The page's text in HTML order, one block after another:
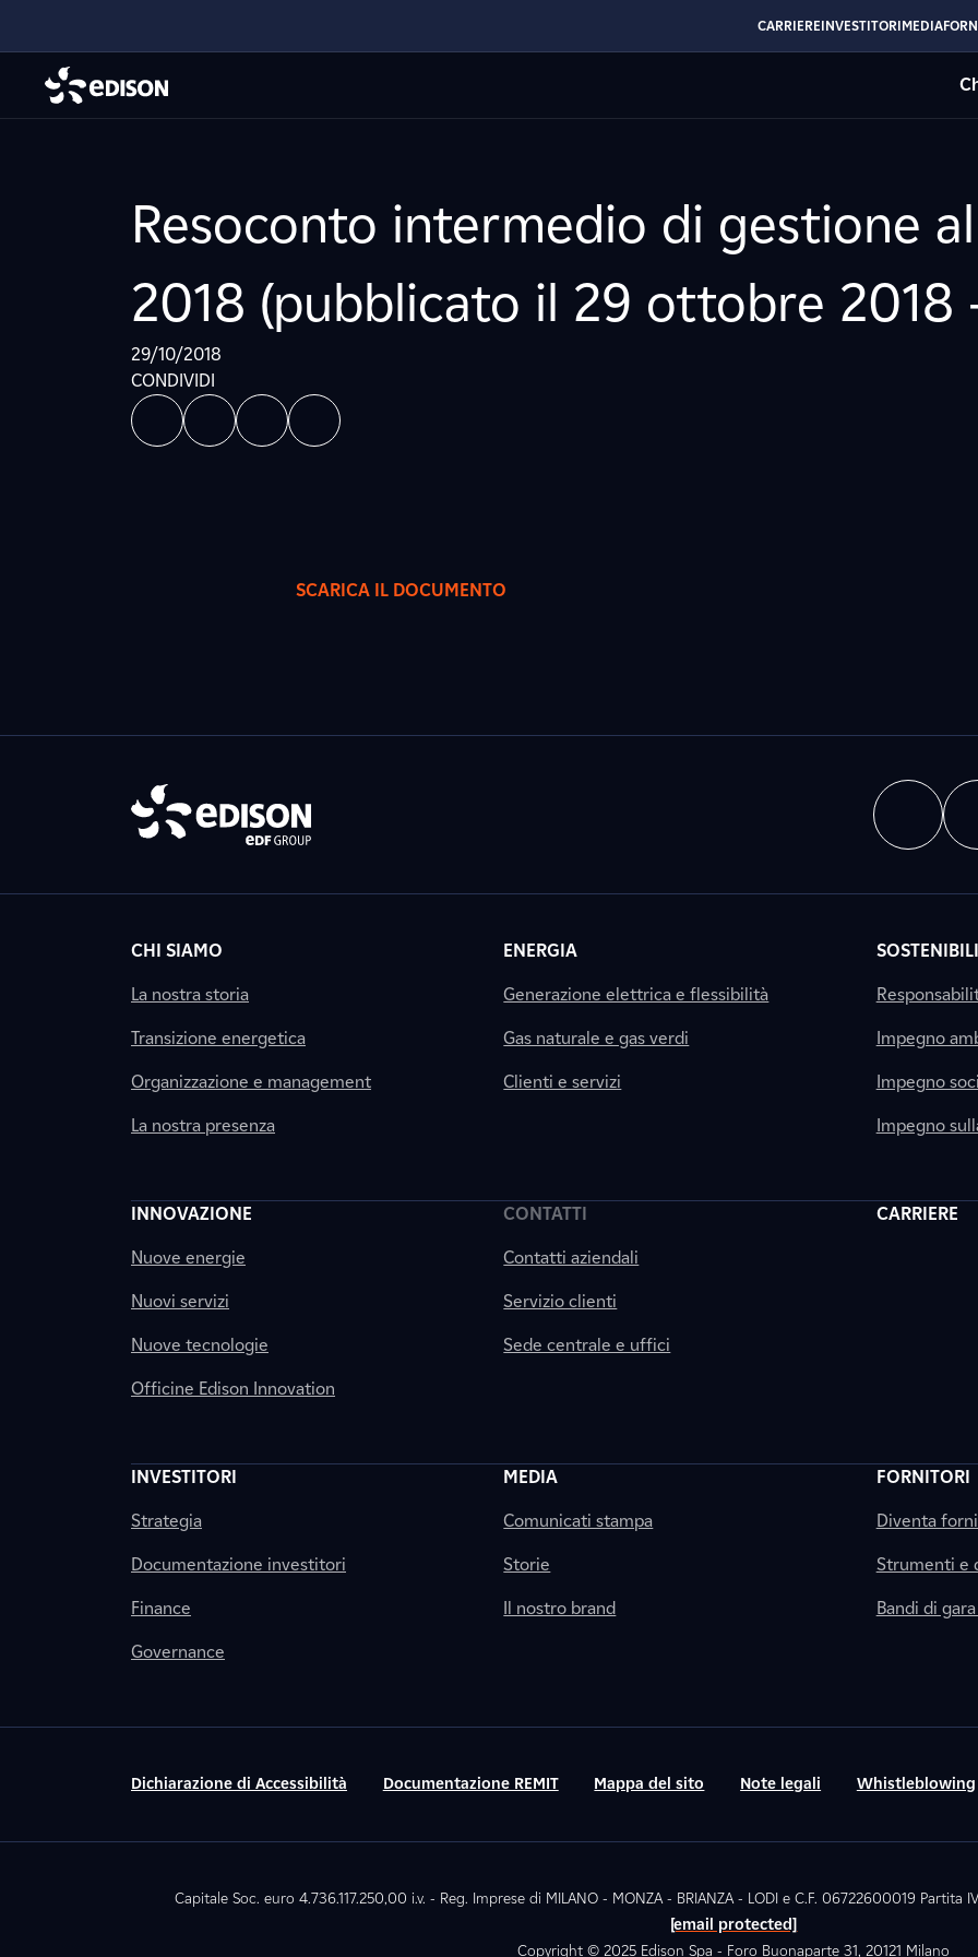
CARRIEREINVESTITORIMEDIA
Resoconto intermedio di gestione
2018 (pubblicato il 29 ottobre 2018
29/10/2018
CONDIVIDI
SCARICA IL DOCUMENTO
CHI SIAMO
La nostra storia
Transizione energetica
Organizzazione e management
La nostra presenza
ENERGIA
Generazione elettrica e flessibilità
Gas naturale e gas verdi
Clienti e servizi
Impegno
Impegno
Impegno
INNOVAZIONE
Nuove energie
Nuovi servizi
Nuove tecnologie
Officine Edison Innovation
CONTATTI
Contatti aziendali
Servizio clienti
Sede centrale e uffici
CARRIERE
INVESTITORI
Strategia
Documentazione investitori
Finance
Governance
MEDIA
Comunicati stampa
Storie
Il nostro brand
FORNITORI
Diventa
Strumenti e
Bandi di
Dichiarazione di Accessibilità Documentazione REMIT Mappa del sito Note legali Whistleblowing
Capitale Soc. euro 4.736.117.250,00 i.v. - Reg. Imprese di MILANO - MONZA - BRIANZA - LODI e C.F. 06722600019 Partita
[email protected]
Copyright © 2025 Edison Spa - Foro Buonaparte 31, 20121 Milano